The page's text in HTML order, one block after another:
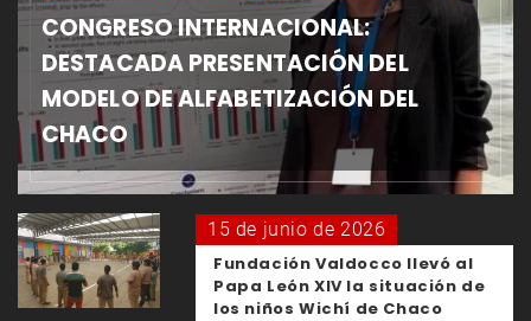
CONGRESO INTERNACIONAL:
DESTACADA PRESENTACIÓN DEL
MODELO DE ALFABETIZACIÓN DEL
CHACO
15 de junio de 2026
Fundación Valdocco llevó al
Papa León XIV la situación de
los niños Wichí de Chaco